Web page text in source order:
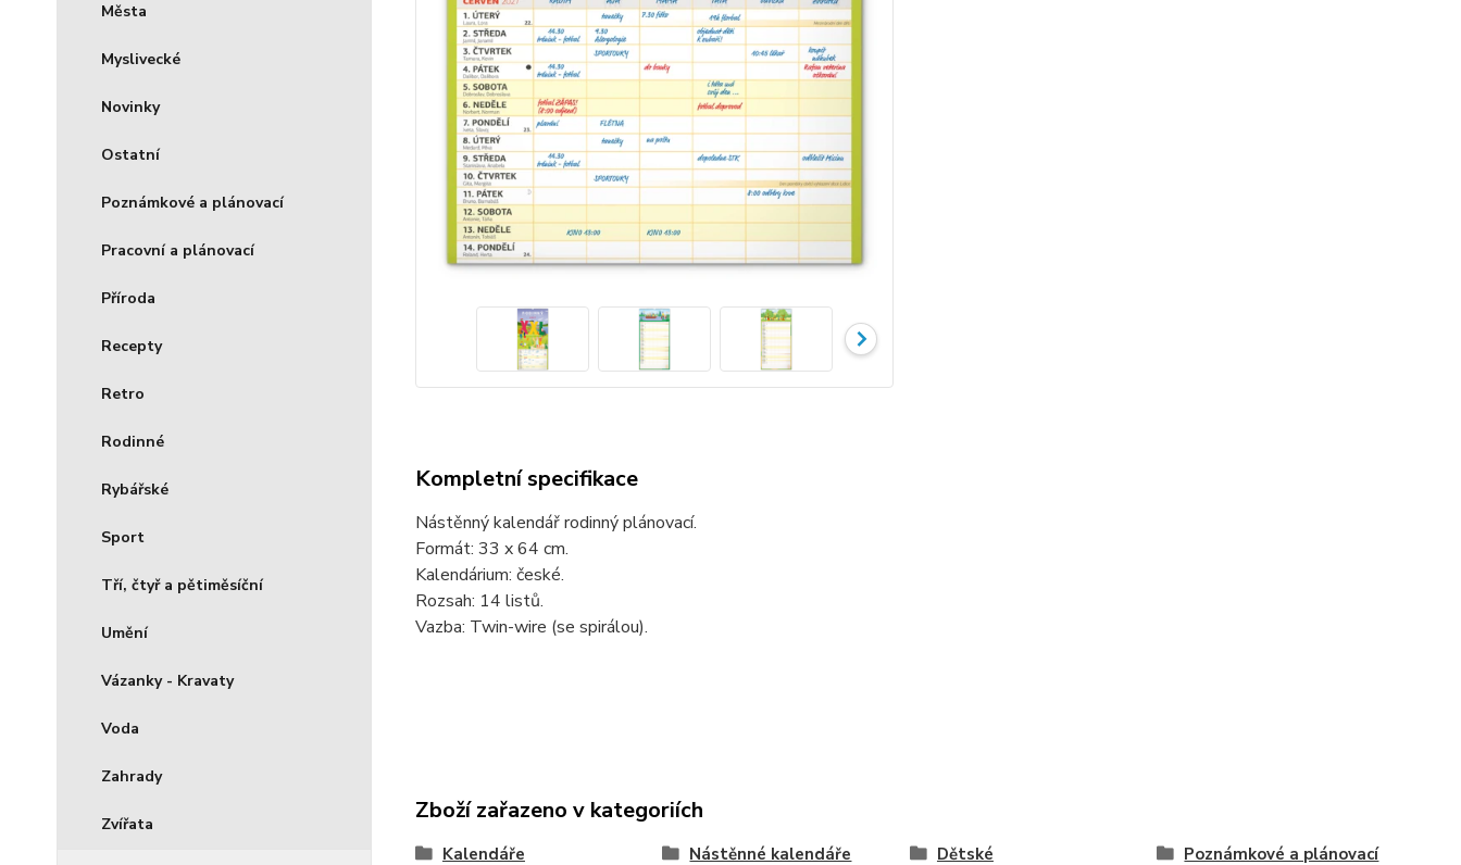
Města
Myslivecké
Novinky
Ostatní
Poznámkové a plánovací
Pracovní a plánovací
Příroda
Recepty
Retro
Rodinné
Rybářské
Sport
Tří, čtyř a pětiměsíční
Umění
Vázanky - Kravaty
Voda
Zahrady
Zvířata
Kompletní specifikace
Nástěnný kalendář rodinný plánovací.
Formát: 33 x 64 cm.
Kalendárium: české.
Rozsah: 14 listů.
Vazba: Twin-wire (se spirálou).
Zboží zařazeno v kategoriích
Kalendáře Nástěnné kalendáře Dětské
Poznámkové a plánovací